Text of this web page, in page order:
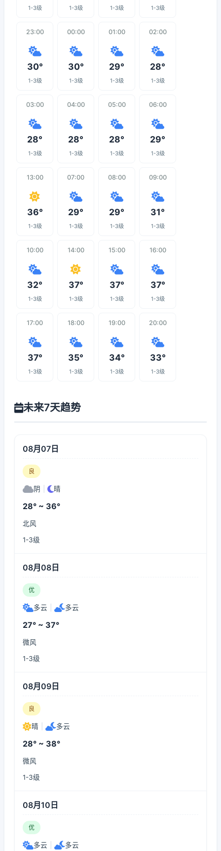
1-3级 1-3级 1-3级 1-3级
23:00
30°
1-3级
00:00
30°
1-3级
01:00
29°
1-3级
02:00
28°
1-3级
03:00
28°
1-3级
04:00
28°
1-3级
05:00
28°
1-3级
06:00
29°
1-3级
13:00
36°
1-3级
07:00
29°
1-3级
08:00
29°
1-3级
09:00
31°
1-3级
10:00
32°
1-3级
14:00
37°
1-3级
15:00
37°
1-3级
16:00
37°
1-3级
17:00
37°
1-3级
18:00
35°
1-3级
19:00
34°
1-3级
20:00
33°
1-3级
未来7天趋势
08月07日
良
阴 晴
28° ~ 36°
北风
1-3级
08月08日
优
多云 多云
27° ~ 37°
微风
1-3级
08月09日
良
晴 多云
28° ~ 38°
微风
1-3级
08月10日
优
多云 多云